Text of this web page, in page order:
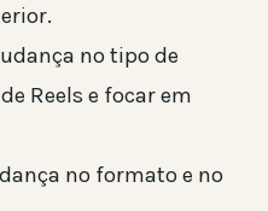
no tipo de
Reels e focar em
no formato e no